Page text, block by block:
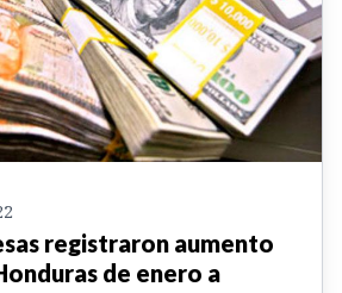
registraron aumento
de enero a